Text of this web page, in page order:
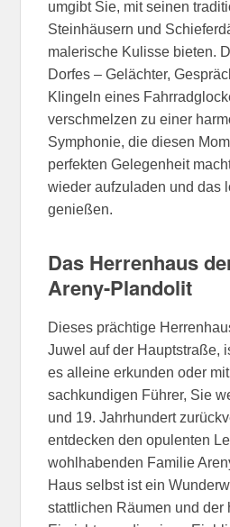
umgibt Sie, mit seinen
Steinhäusern und
malerische Kulisse bieten.
Dorfes – Gelächter,
Klingeln eines
verschmelzen zu einer
Symphonie, die diesen
perfekten Gelegenheit
wieder aufzuladen und das
genießen.
Das Herrenhaus
Areny-Plandolit
Dieses prächtige
Juwel auf der Hauptstraße,
es alleine erkunden oder
sachkundigen Führer, Sie
und 19. Jahrhundert
entdecken den opulenten
wohlhabenden Familie
Haus selbst ist ein
stattlichen Räumen und der